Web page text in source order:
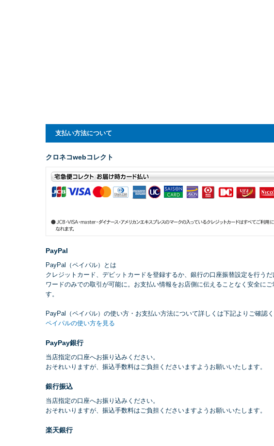
支払い方法について
クロネコwebコレクト
PayPal
PayPal（ペイパル）とは
クレジットカード、デビットカードを登録するか、銀行の口座振替設定を行う
ワードのみでの取引が可能に。お支払い情報をお店側に伝えることなく安全にご
す。
PayPal（ペイパル）の使い方・お支払い方法について詳しくは下記よりご確認く
ペイパルの使い方を見る
PayPay銀行
当店指定の口座へお振り込みください。
おそれいりますが、振込手数料はご負担くださいますようお願いいたします。
銀行振込
当店指定の口座へお振り込みください。
おそれいりますが、振込手数料はご負担くださいますようお願いいたします。
楽天銀行